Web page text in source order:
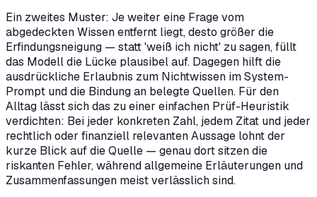
Ein zweites Muster: Je weiter eine Frage vom
abgedeckten Wissen entfernt liegt, desto größer die
Erfindungsneigung — statt 'weiß ich nicht' zu sagen, füllt
das Modell die Lücke plausibel auf. Dagegen hilft die
ausdrückliche Erlaubnis zum Nichtwissen im System-
Prompt und die Bindung an belegte Quellen. Für den
Alltag lässt sich das zu einer einfachen Prüf-Heuristik
verdichten: Bei jeder konkreten Zahl, jedem Zitat und jeder
rechtlich oder finanziell relevanten Aussage lohnt der
kurze Blick auf die Quelle — genau dort sitzen die
riskanten Fehler, während allgemeine Erläuterungen und
Zusammenfassungen meist verlässlich sind.